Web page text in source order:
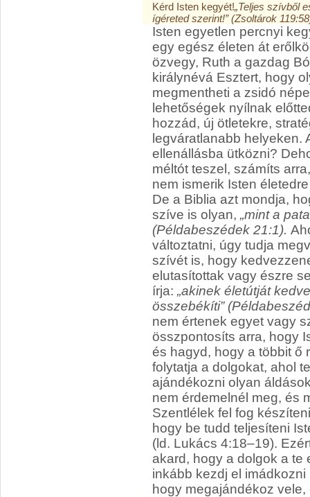
Kérd Isten kegyét!„Teljes szívből
ígéreted szerint!” (Zsoltárok
Isten egyetlen percnyi
egy egész életen át
özvegy, Ruth a gazdag
királynévá Esztert, hogy
megmentheti a zsidó
lehetőségek nyílnak
hozzád, új ötletekre,
legváratlanabb helyeken.
ellenállásba ütközni?
méltót teszel, számíts
nem ismerik Isten
De a Biblia azt mondja,
szíve is olyan, „mint a
(Példabeszédek 21:1).
változtatni, úgy tudja
szívét is, hogy
elutasítottak vagy észre
írja: „akinek életútját
összebékíti”
nem értenek egyet vagy
összpontosíts arra, hogy
és hagyd, hogy a többit ő
folytatja a dolgokat, ahol
ajándékozni olyan
nem érdemelnél meg, és
Szentlélek fel fog
hogy be tudd teljesíteni
(ld. Lukács 4:18–19).
akard, hogy a dolgok a te
inkább kezdj el
hogy megajándékoz